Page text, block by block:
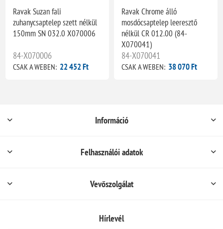
Ravak Suzan fali
zuhanycsaptelep szett nélkül
150mm SN 032.0 X070006
84-X070006
CSAK A WEBEN: 22 452 Ft
Ravak Chrome álló
mosdócsaptelep leeresztő
nélkül CR 012.00 (84-
X070041)
84-X070041
CSAK A WEBEN: 38 070 Ft
Információ
Felhasználói adatok
Vevőszolgálat
Hírlevél